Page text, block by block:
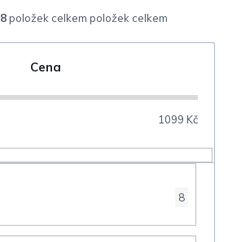
8položek celkem
Cena
1099 Kč
8